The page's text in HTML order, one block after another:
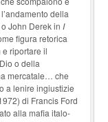
della
o John Derek in I
figura retorica
riportare il
o della
mercatale… che
a lenire ingiustizie
di Francis Ford
alla mafia italo-